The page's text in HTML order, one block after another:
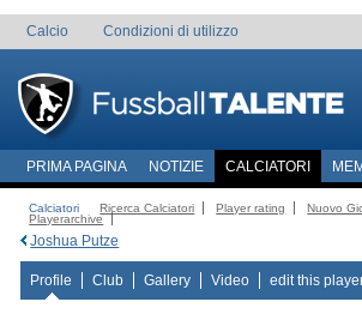
Calcio Condizioni di utilizzo
PRIMA PAGINA NOTIZIE CALCIATORI
Calciatori Ricerca Calciatori Player rating Nuovo
Playerarchive
Joshua Putze
Profile Club Gallery Video edit this